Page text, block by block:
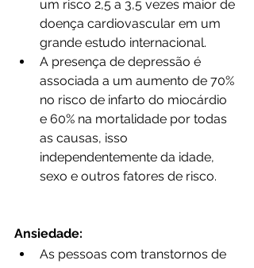
um risco 2,5 a 3,5 vezes maior de
doença cardiovascular em um
grande estudo internacional.
A presença de depressão é
associada a um aumento de 70%
no risco de infarto do miocárdio
e 60% na mortalidade por todas
as causas, isso
independentemente da idade,
sexo e outros fatores de risco.
Ansiedade:
As pessoas com transtornos de